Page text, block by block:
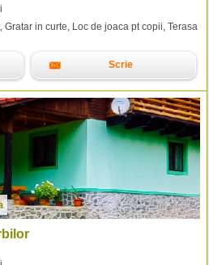
Gratar in curte, Loc de joaca pt copii, Terasa
Scrie